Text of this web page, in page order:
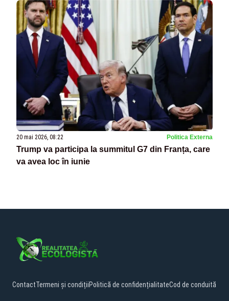
20 mai 2026, 08:22 Politica Externa
Trump va participa la summitul G7 din Franța, care
va avea loc în iunie
ContactTermeni și condițiiPolitică de confidențialitateCod de conduită